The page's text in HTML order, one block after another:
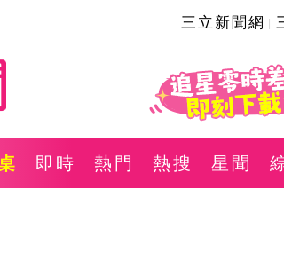
三立新聞網
即時 熱門 熱搜 星聞